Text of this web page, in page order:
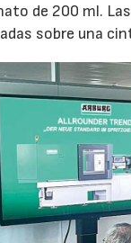
de 200 ml.
sobre una